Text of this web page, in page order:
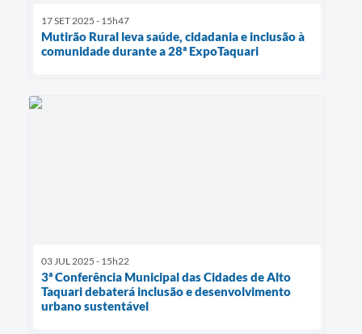
17 SET 2025 - 15h47
Mutirão Rural leva saúde, cidadania e inclusão à
comunidade durante a 28ª ExpoTaquari
03 JUL 2025 - 15h22
3ª Conferência Municipal das Cidades de Alto
Taquari debaterá inclusão e desenvolvimento
urbano sustentável